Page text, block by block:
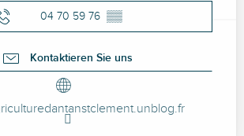
04 70 59 76 ▒▒
Kontaktieren Sie uns